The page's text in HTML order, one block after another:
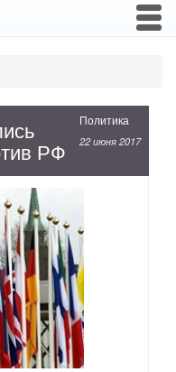
Политика
22 июня 2017
РФ